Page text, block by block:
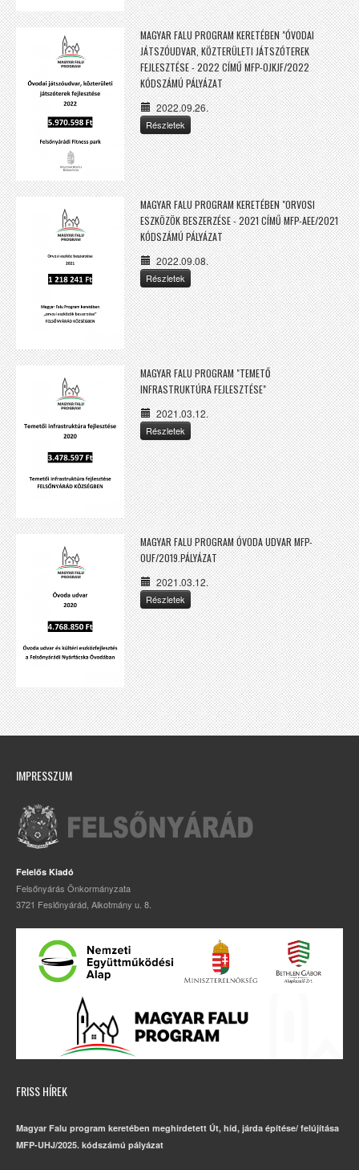
MAGYAR FALU PROGRAM KERETÉBEN "ÓVODAI
JÁTSZÓUDVAR, KÖZTERÜLETI JÁTSZÓTEREK
FEJLESZTÉSE - 2022 CÍMŰ MFP-OJKJF/2022
KÓDSZÁMÚ PÁLYÁZAT
2022.09.26.
Részletek
MAGYAR FALU PROGRAM KERETÉBEN "ORVOSI
ESZKÖZÖK BESZERZÉSE - 2021 CÍMŰ MFP-AEE/2021
KÓDSZÁMÚ PÁLYÁZAT
2022.09.08.
Részletek
MAGYAR FALU PROGRAM "TEMETŐ
INFRASTRUKTÚRA FEJLESZTÉSE"
2021.03.12.
Részletek
MAGYAR FALU PROGRAM ÓVODA UDVAR MFP-
OUF/2019.PÁLYÁZAT
2021.03.12.
Részletek
IMPRESSZUM
Felelős Kiadó
Felsőnyárás Önkormányzata
3721 Feslőnyárád, Alkotmány u. 8.
FRISS HÍREK
Magyar Falu program keretében meghirdetett Út, híd, járda építése/ felújítása
MFP-UHJ/2025. kódszámú pályázat